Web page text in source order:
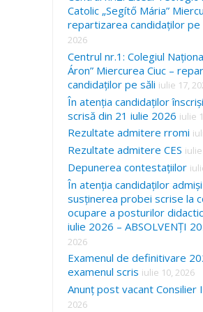
Catolic „Segítő Mária”
repartizarea candidaților pe
2026
Centrul nr.1: Colegiul
Áron” Miercurea Ciuc –
candidaților pe săli iulie 17,
În atenția candidaților
scrisă din 21 iulie 2026 iulie
Rezultate admitere rromi
Rezultate admitere CES
Depunerea contestațiilor
În atenția candidaților
susținerea probei scrise la
ocupare a posturilor
iulie 2026 – ABSOLVENȚI
2026
Examenul de definitivare
examenul scris iulie 10, 2026
Anunț post vacant Consilier
2026